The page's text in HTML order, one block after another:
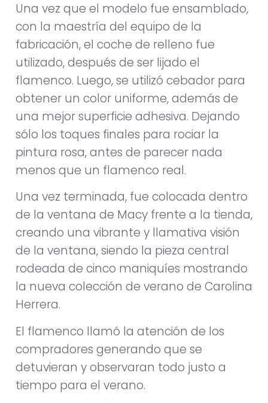
Una vez que el modelo fue ensamblado,
con la maestría del equipo de la
fabricación, el coche de relleno fue
utilizado, después de ser lijado el
flamenco. Luego, se utilizó cebador para
obtener un color uniforme, además de
una mejor superficie adhesiva. Dejando
sólo los toques finales para rociar la
pintura rosa, antes de parecer nada
menos que un flamenco real.
Una vez terminada, fue colocada dentro
de la ventana de Macy frente a la tienda,
creando una vibrante y llamativa visión
de la ventana, siendo la pieza central
rodeada de cinco maniquíes mostrando
la nueva colección de verano de Carolina
Herrera.
El flamenco llamó la atención de los
compradores generando que se
detuvieran y observaran todo justo a
tiempo para el verano.